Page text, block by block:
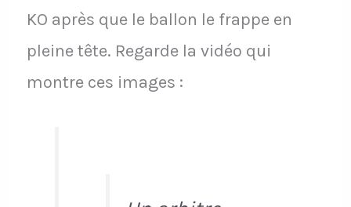
KO après que le ballon le frappe en
pleine tête. Regarde la vidéo qui
montre ces images :